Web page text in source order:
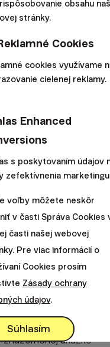
dostávať pri
renty. Pri
iba 50% vašej
ste pri padajúcich
z renty vôbec,
iba 50%
nebudete
návrh
zmenami.
nakoľko tá je
či
po grafe zistíte
o mieru
znázornenej ukážke
obsahu
stránky.
Cookies
cookies využívame
cielenej reklamy.
Enhanced
s poskytovaním údajov
zefektívnenia
voľby môžete neskôr
v časti Správa Cookies
časti našej webovej
Pre viac informácií o
Cookies prosím
Zásady ochrany
údajov.
Súhlasím